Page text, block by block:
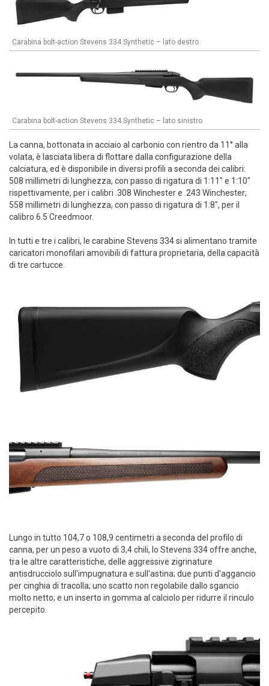
Carabina bolt-action Stevens 334 Synthetic – lato destro
Carabina bolt-action Stevens 334 Synthetic – lato sinistro
La canna, bottonata in acciaio al carbonio con rientro da 11° alla
volata, è lasciata libera di flottare dalla configurazione della
calciatura, ed è disponibile in diversi profili a seconda dei calibri:
508 millimetri di lunghezza, con passo di rigatura di 1:11" e 1:10"
rispettivamente, per i calibri .308 Winchester e .243 Winchester;
558 millimetri di lunghezza, con passo di rigatura di 1:8", per il
calibro 6.5 Creedmoor.
In tutti e tre i calibri, le carabine Stevens 334 si alimentano tramite
caricatori monofilari amovibili di fattura proprietaria, della capacità
di tre cartucce.
Lungo in tutto 104,7 o 108,9 centimetri a seconda del profilo di
canna, per un peso a vuoto di 3,4 chili, lo Stevens 334 offre anche,
tra le altre caratteristiche, delle aggressive zigrinature
antisdrucciolo sull'impugnatura e sull'astina; due punti d'aggancio
per cinghia di tracolla; uno scatto non regolabile dallo sgancio
molto netto; e un inserto in gomma al calciolo per ridurre il rinculo
percepito.